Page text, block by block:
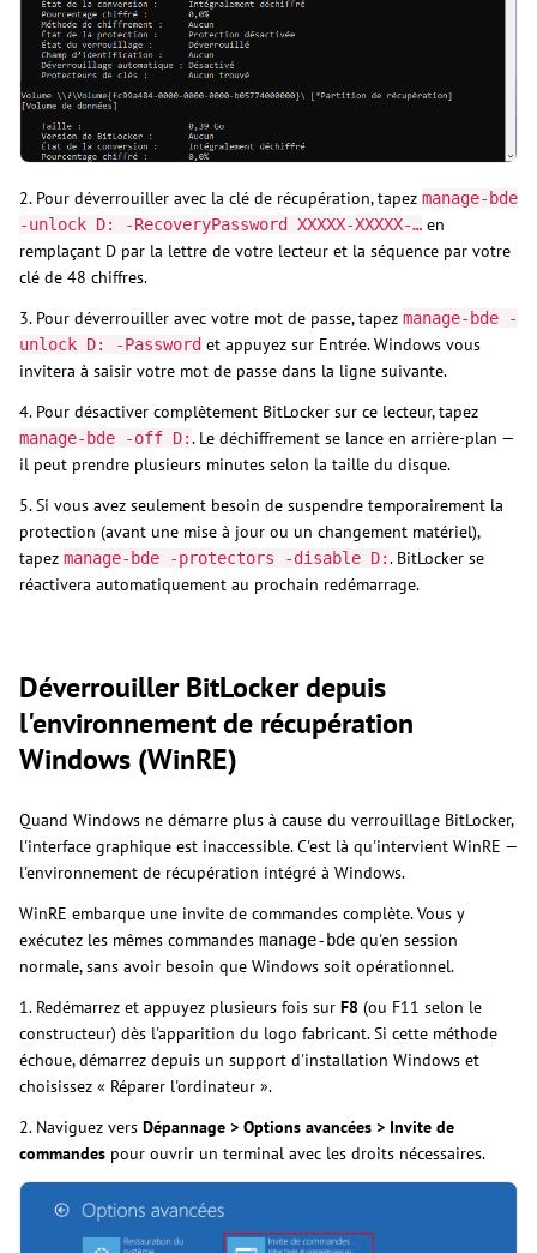
2. Pour déverrouiller avec la clé de récupération, tapez manage-bde
-unlock D: -RecoveryPassword XXXXX-XXXXX-… en
remplaçant D par la lettre de votre lecteur et la séquence par votre
clé de 48 chiffres.
3. Pour déverrouiller avec votre mot de passe, tapez manage-bde -
unlock D: -Password et appuyez sur Entrée. Windows vous
invitera à saisir votre mot de passe dans la ligne suivante.
4. Pour désactiver complètement BitLocker sur ce lecteur, tapez
manage-bde -off D:. Le déchiffrement se lance en arrière-plan —
il peut prendre plusieurs minutes selon la taille du disque.
5. Si vous avez seulement besoin de suspendre temporairement la
protection (avant une mise à jour ou un changement matériel),
tapez manage-bde -protectors -disable D:. BitLocker se
réactivera automatiquement au prochain redémarrage.
Déverrouiller BitLocker depuis
l'environnement de récupération
Windows (WinRE)
Quand Windows ne démarre plus à cause du verrouillage BitLocker,
l'interface graphique est inaccessible. C'est là qu'intervient WinRE —
l'environnement de récupération intégré à Windows.
WinRE embarque une invite de commandes complète. Vous y
exécutez les mêmes commandes manage-bde qu'en session
normale, sans avoir besoin que Windows soit opérationnel.
1. Redémarrez et appuyez plusieurs fois sur F8 (ou F11 selon le
constructeur) dès l'apparition du logo fabricant. Si cette méthode
échoue, démarrez depuis un support d'installation Windows et
choisissez « Réparer l'ordinateur ».
2. Naviguez vers Dépannage > Options avancées > Invite de
commandes pour ouvrir un terminal avec les droits nécessaires.